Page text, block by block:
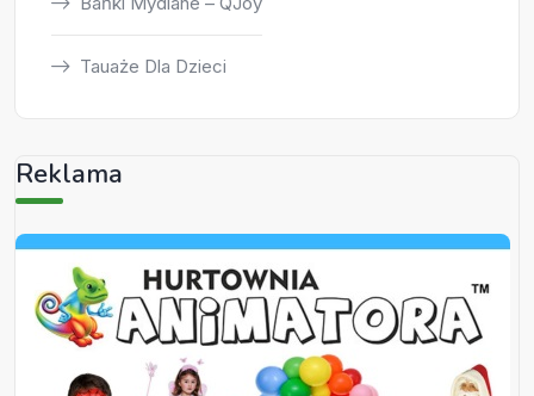
Tauaże Dla Dzieci
Reklama